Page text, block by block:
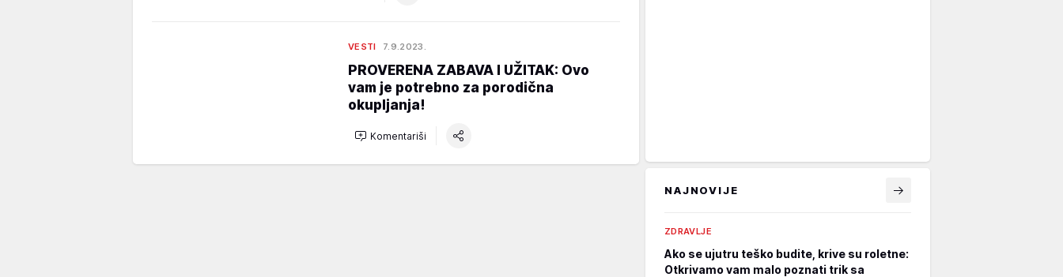
VESTI 7.9.2023.
PROVERENA ZABAVA I UŽITAK: Ovo
vam je potrebno za porodična
okupljanja!
Komentariši
NAJNOVIJE
ZDRAVLJE
Ako se ujutru teško budite, krive su roletne:
Otkrivamo vam malo poznati trik sa